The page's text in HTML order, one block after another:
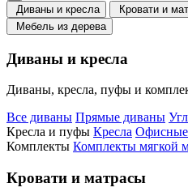
Диваны и кресла Кровати и
Мебель из дерева
Диваны и кресла
Диваны, кресла, пуфы и
Все диваны Прямые диваны
Кресла и пуфы Кресла Офисные
Комплекты Комплекты мягкой
Кровати и матрасы